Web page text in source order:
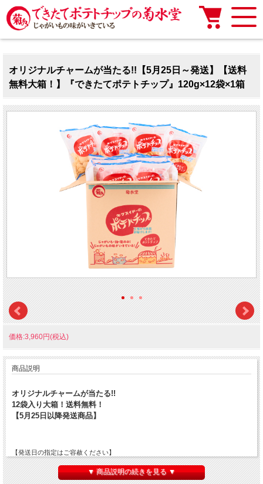
オリジナルチャームが当たる!!【5月25日～発送】【送料
無料大箱！】『できたてポテトチップ』120g×12袋×1箱
価格:3,960円(税込)
商品説明
オリジナルチャームが当たる!!
12袋入り大箱！送料無料！
【5月25日以降発送商品】
【発送日の指定はご容赦ください】
【沖縄県は航空便で破袋してしまうため発送できません】
【本商品を購入し、転売することはおやめください】
▼ 商品説明の続きを見る ▼